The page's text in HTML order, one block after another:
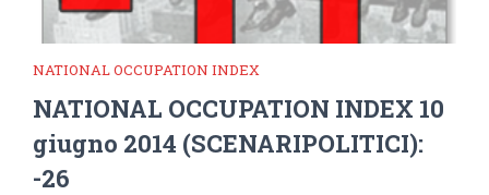
NATIONAL OCCUPATION INDEX
NATIONAL OCCUPATION INDEX 10
giugno 2014 (SCENARIPOLITICI):
-26